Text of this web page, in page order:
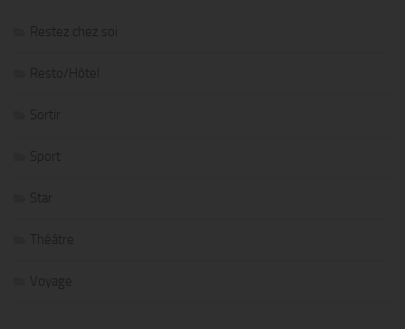
Restez chez soi
Resto/Hôtel
Sortir
Sport
Star
Théâtre
Voyage